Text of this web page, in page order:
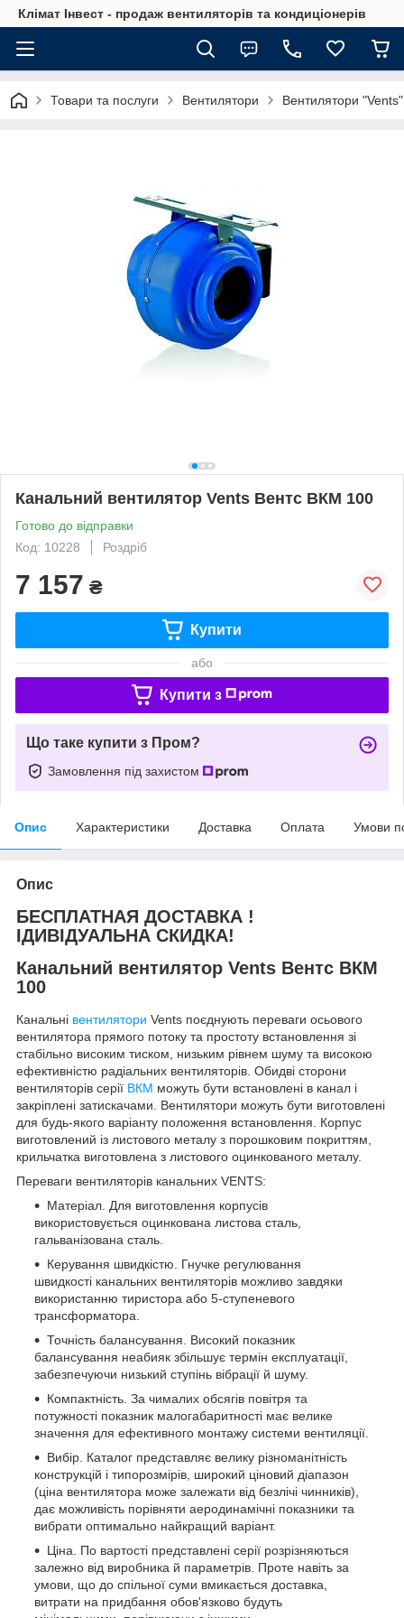
Клімат Інвест - продаж вентиляторів та кондиціонерів
Товари та послуги Вентилятори Вентилятори
Канальний вентилятор Vents Вентс ВКМ 100
Готово до відправки
Код: 10228
Роздріб
7 157 ₴
Купити
або
Купити з
Що таке купити з Пром?
Замовлення під захистом
Опис Характеристики Доставка Оплата Умови
Опис
БЕСПЛАТНАЯ ДОСТАВКА !
ІДИВІДУАЛЬНА СКИДКА!
Канальний вентилятор Vents Вентс ВКМ
100
Канальні вентилятори Vents поєднують переваги осьового
вентилятора прямого потоку та простоту встановлення зі
стабільно високим тиском, низьким рівнем шуму та високою
ефективністю радіальних вентиляторів. Обидві сторони
вентиляторів серії ВКМ можуть бути встановлені в канал і
закріплені затискачами. Вентилятори можуть бути виготовлені
для будь-якого варіанту положення встановлення. Корпус
виготовлений із листового металу з порошковим покриттям,
крильчатка виготовлена з листового оцинкованого металу.
Переваги вентиляторів канальних VENTS:
Матеріал. Для виготовлення корпусів
використовується оцинкована листова сталь,
гальванізована сталь.
Керування швидкістю. Гнучке регулювання
швидкості канальних вентиляторів можливо завдяки
використанню тиристора або 5-ступеневого
трансформатора.
Точність балансування. Високий показник
балансування неабияк збільшує термін експлуатації,
забезпечуючи низький ступінь вібрації й шуму.
Компактність. За чималих обсягів повітря та
потужності показник малогабаритності має велике
значення для ефективного монтажу системи вентиляції.
Вибір. Каталог представляє велику різноманітність
конструкцій і типорозмірів, широкий ціновий діапазон
(ціна вентилятора може залежати від безлічі чинників),
дає можливість порівняти аеродинамічні показники та
вибрати оптимально найкращий варіант.
Ціна. По вартості представлені серії розрізняються
залежно від виробника й параметрів. Проте навіть за
умови, що до спільної суми вмикається доставка,
витрати на придбання обов'язково будуть